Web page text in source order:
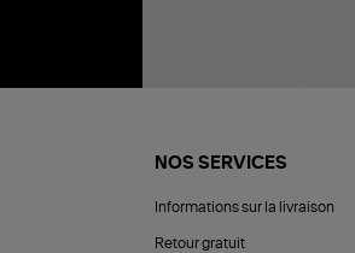
NOS SERVICES
Informations sur la livraison
Retour gratuit